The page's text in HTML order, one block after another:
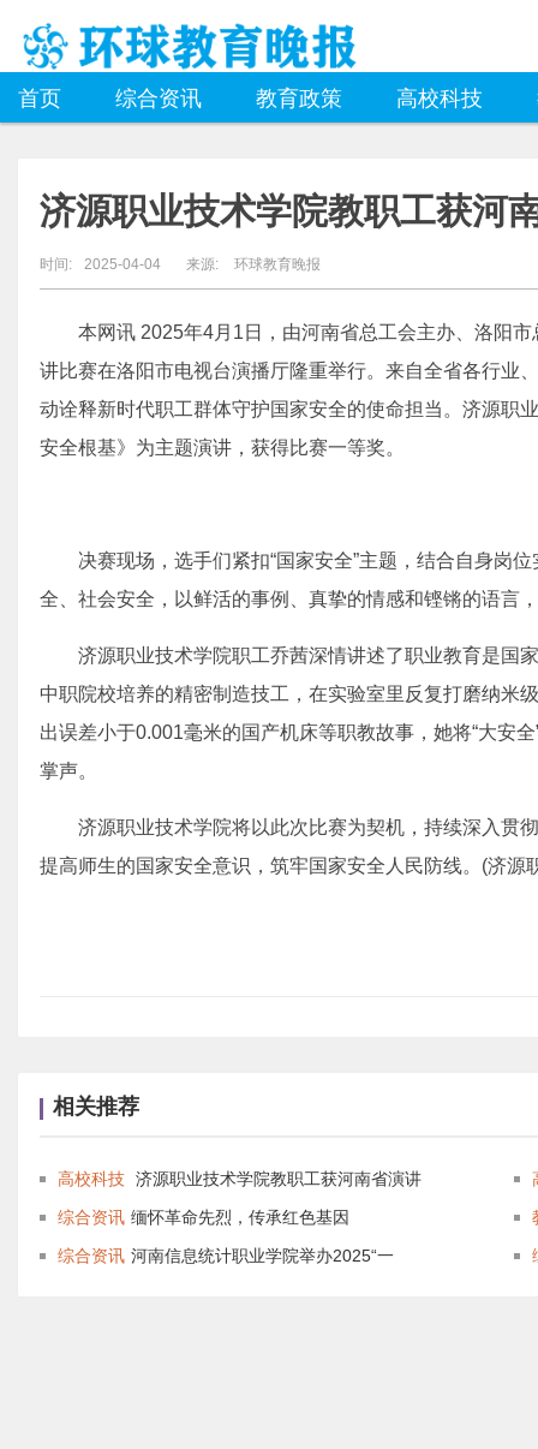
首页 综合资讯 教育政策 高校科技
济源职业技术学院教职工获河
时间: 2025-04-04 来源: 环球教育晚报
本网讯 2025年4月1日，由河南省总工会主办、洛阳
讲比赛在洛阳市电视台演播厅隆重举行。来自全省各行业
动诠释新时代职工群体守护国家安全的使命担当。济源职
安全根基》为主题演讲，获得比赛一等奖。
决赛现场，选手们紧扣“国家安全”主题，结合自身岗
全、社会安全，以鲜活的事例、真挚的情感和铿锵的语言
济源职业技术学院职工乔茜深情讲述了职业教育是国
中职院校培养的精密制造技工，在实验室里反复打磨纳米
出误差小于0.001毫米的国产机床等职教故事，她将“大安
掌声。
济源职业技术学院将以此次比赛为契机，持续深入贯
提高师生的国家安全意识，筑牢国家安全人民防线。(济源
相关推荐
高校科技 济源职业技术学院教职工获河南省演讲
综合资讯 缅怀革命先烈，传承红色基因
综合资讯 河南信息统计职业学院举办2025“一